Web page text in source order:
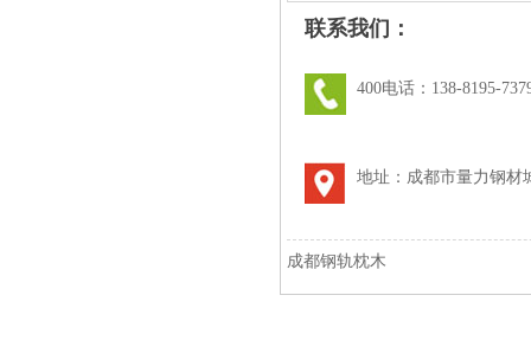
联系我们：
400电话：138-8195-
地址：成都市量力钢材
成都钢轨枕木